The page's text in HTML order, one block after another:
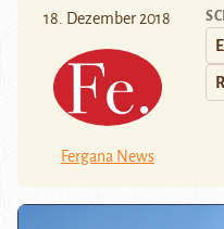
18. Dezember 2018
Fergana News